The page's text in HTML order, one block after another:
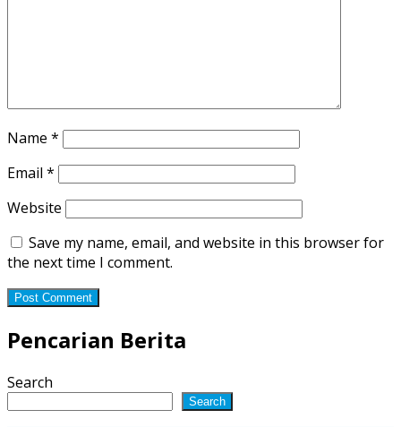
Name *
Email *
Website
Save my name, email, and website in this browser for
the next time I comment.
Pencarian Berita
Search
Search